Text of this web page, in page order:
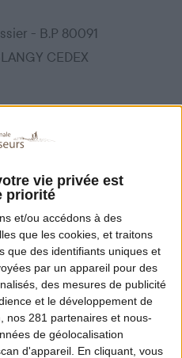
vie privée est
priorité
et/ou accédons à des
que les cookies, et traitons
que des identifiants uniques et
par un appareil pour des
des mesures de publicité
et le développement de
nos 281 partenaires et nous-
de géolocalisation
d'appareil. En cliquant, vous
- B.P 80091
CEDEX